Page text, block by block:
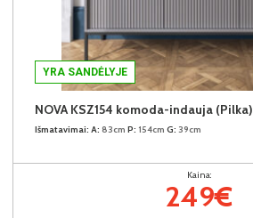
YRA SANDĖLYJE
NOVA KSZ154 komoda-indauja (Pilka)
Išmatavimai: A: 83cm P: 154cm G: 39cm
Kaina:
249€